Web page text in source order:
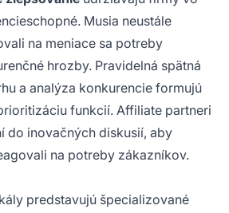
Musia neustále
na meniace sa potreby
hrozby. Pravidelná spätná
a analýza konkurencie formujú
funkcií. Affiliate partneri
do inovačných diskusií, aby
na potreby zákazníkov.
predstavujú špecializované